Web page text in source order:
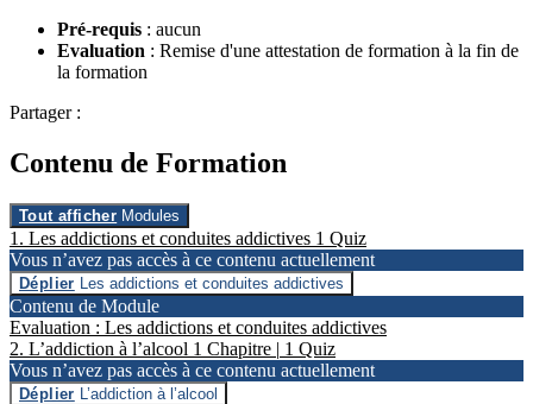
Pré-requis : aucun
Evaluation : Remise d'une attestation de formation à la fin de
la formation
Partager :
Contenu de Formation
Tout afficher Modules
Les addictions et conduites addictives 1 Quiz
Vous n’avez pas accès à ce contenu actuellement
Déplier Les addictions et conduites addictives
Contenu de Module
Evaluation : Les addictions et conduites addictives
L’addiction à l’alcool 1 Chapitre | 1 Quiz
Vous n’avez pas accès à ce contenu actuellement
Déplier L’addiction à l’alcool